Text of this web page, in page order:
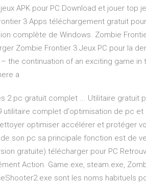
APK pour PC.Download et jouer top
3 Apps téléchargement gratuit
complète de Windows. Zombie
Zombie Frontier 3 Jeux PC pour la
the continuation of an exciting game
a
2 pc gratuit complet ... Utilitaire gratuit
utilitaire complet d'optimisation de pc
optimiser accélérer et protéger
son pc sa principale fonction est de
gratuite) télécharger pour PC
Action. Game.exe, steam.exe,
sont les noms habituels